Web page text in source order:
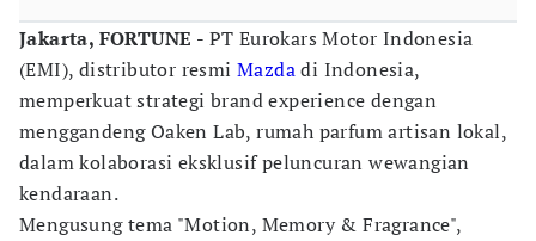
Jakarta, FORTUNE - PT Eurokars Motor Indonesia
(EMI), distributor resmi Mazdadi Indonesia,
memperkuat strategi brand experience dengan
menggandeng Oaken Lab, rumah parfum artisan lokal,
dalam kolaborasi eksklusif peluncuran wewangian
kendaraan.
Mengusung tema "Motion, Memory & Fragrance",